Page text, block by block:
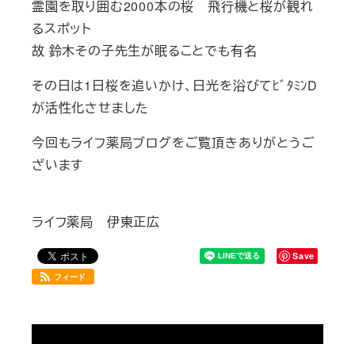
霊園を取り囲む2000本の桜 飛行機と桜が観れ
るスポット
故 鈴木その子先生が眠ることでも有名
その日は1日桜を追いかけ、日光を浴びてﾋﾞﾀﾐﾝD
が活性化させました
今回もライフ薬局ブログをご覧頂きありがとうご
ざいます
ライフ薬局 伊東正広
Save
フィード